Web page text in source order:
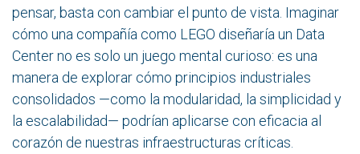
pensar, basta con cambiar el punto de vista. Imaginar
cómo una compañía como LEGO diseñaría un Data
Center no es solo un juego mental curioso: es una
manera de explorar cómo principios industriales
consolidados —como la modularidad, la simplicidad y
la escalabilidad— podrían aplicarse con eficacia al
corazón de nuestras infraestructuras críticas.